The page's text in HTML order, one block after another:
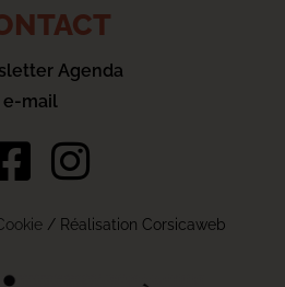
Agenda
e-mail
/ Réalisation Corsicaweb